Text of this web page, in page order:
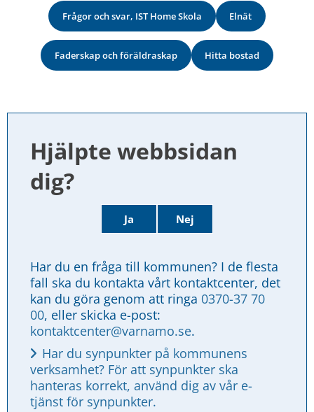
Frågor och svar, IST Home Skola Elnät
Faderskap och föräldraskap Hitta bostad
Hjälpte webbsidan
dig?
Ja Nej
Har du en fråga till kommunen? I de flesta
fall ska du kontakta vårt kontaktcenter, det
kan du göra genom att ringa 0370-37 70
00
kontaktcenter@varnamo.se.
Har du synpunkter på kommunens
verksamhet? För att synpunkter ska
hanteras korrekt, använd dig av vår e-
tjänst för synpunkter.